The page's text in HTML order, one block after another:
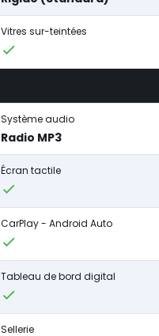
Vitres sur-teintées
Système audio
Radio MP3
Écran tactile
CarPlay - Android Auto
Tableau de bord digital
Sellerie